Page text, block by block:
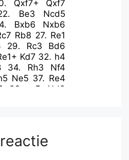
Qxf7+
Qxf7
Be3
Ncd5
Bxb6
Nxb6
Rb8 27. Re1
29. Rc3
Bd6
Kd7 32. h4
34. Rh3
Nf4
Ne5 37. Re4
39. g5
Nd3